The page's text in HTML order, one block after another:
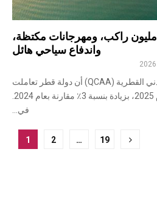
استفادت قطر من 54 مليون راكب، ومهرجانات مكتظة،
واندفاع سياحي هائل
وقد شاركت هيئة الطيران المدني القطرية (QCAA) أن دولة قطر تعاملت
في...
1 2 … 19